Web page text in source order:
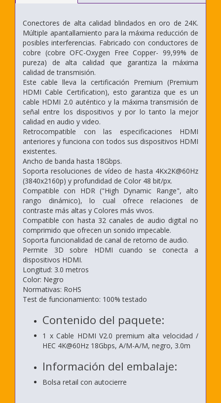
Conectores de alta calidad blindados en oro de 24K.
Múltiple apantallamiento para la máxima reducción de
posibles interferencias. Fabricado con conductores de
cobre (cobre OFC-Oxygen Free Copper- 99,99% de
pureza) de alta calidad que garantiza la máxima
calidad de transmisión.
Este cable lleva la certificación Premium (Premium
HDMI Cable Certification), esto garantiza que es un
cable HDMI 2.0 auténtico y la máxima transmisión de
señal entre los dispositivos y por lo tanto la mejor
calidad en audio y video.
Retrocompatible con las especificaciones HDMI
anteriores y funciona con todos sus dispositivos HDMI
existentes.
Ancho de banda hasta 18Gbps.
Soporta resoluciones de vídeo de hasta 4Kx2K@60Hz
(3840x2160p) y profundidad de Color 48 bit/px.
Compatible con HDR ("High Dynamic Range", alto
rango dinámico), lo cual ofrece relaciones de
contraste más altas y Colores más vivos.
Compatible con hasta 32 canales de audio digital no
comprimido que ofrecen un sonido impecable.
Soporta funcionalidad de canal de retorno de audio.
Permite 3D sobre HDMI cuando se conecta a
dispositivos HDMI.
Longitud: 3.0 metros
Color: Negro
Normativas: RoHS
Test de funcionamiento: 100% testado
Contenido del paquete:
1 x Cable HDMI V2.0 premium alta velocidad /
HEC 4K@60Hz 18Gbps, A/M-A/M, negro, 3.0m
Información del embalaje:
Bolsa retail con autocierre